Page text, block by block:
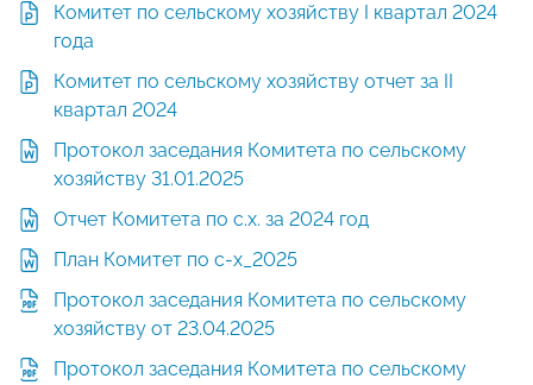
Комитет по сельскому хозяйству I квартал 2024
года
Комитет по сельскому хозяйству отчет за II
квартал 2024
Протокол заседания Комитета по сельскому
хозяйству 31.01.2025
Отчет Комитета по с.х. за 2024 год
План Комитет по с-х_2025
Протокол заседания Комитета по сельскому
хозяйству от 23.04.2025
Протокол заседания Комитета по сельскому